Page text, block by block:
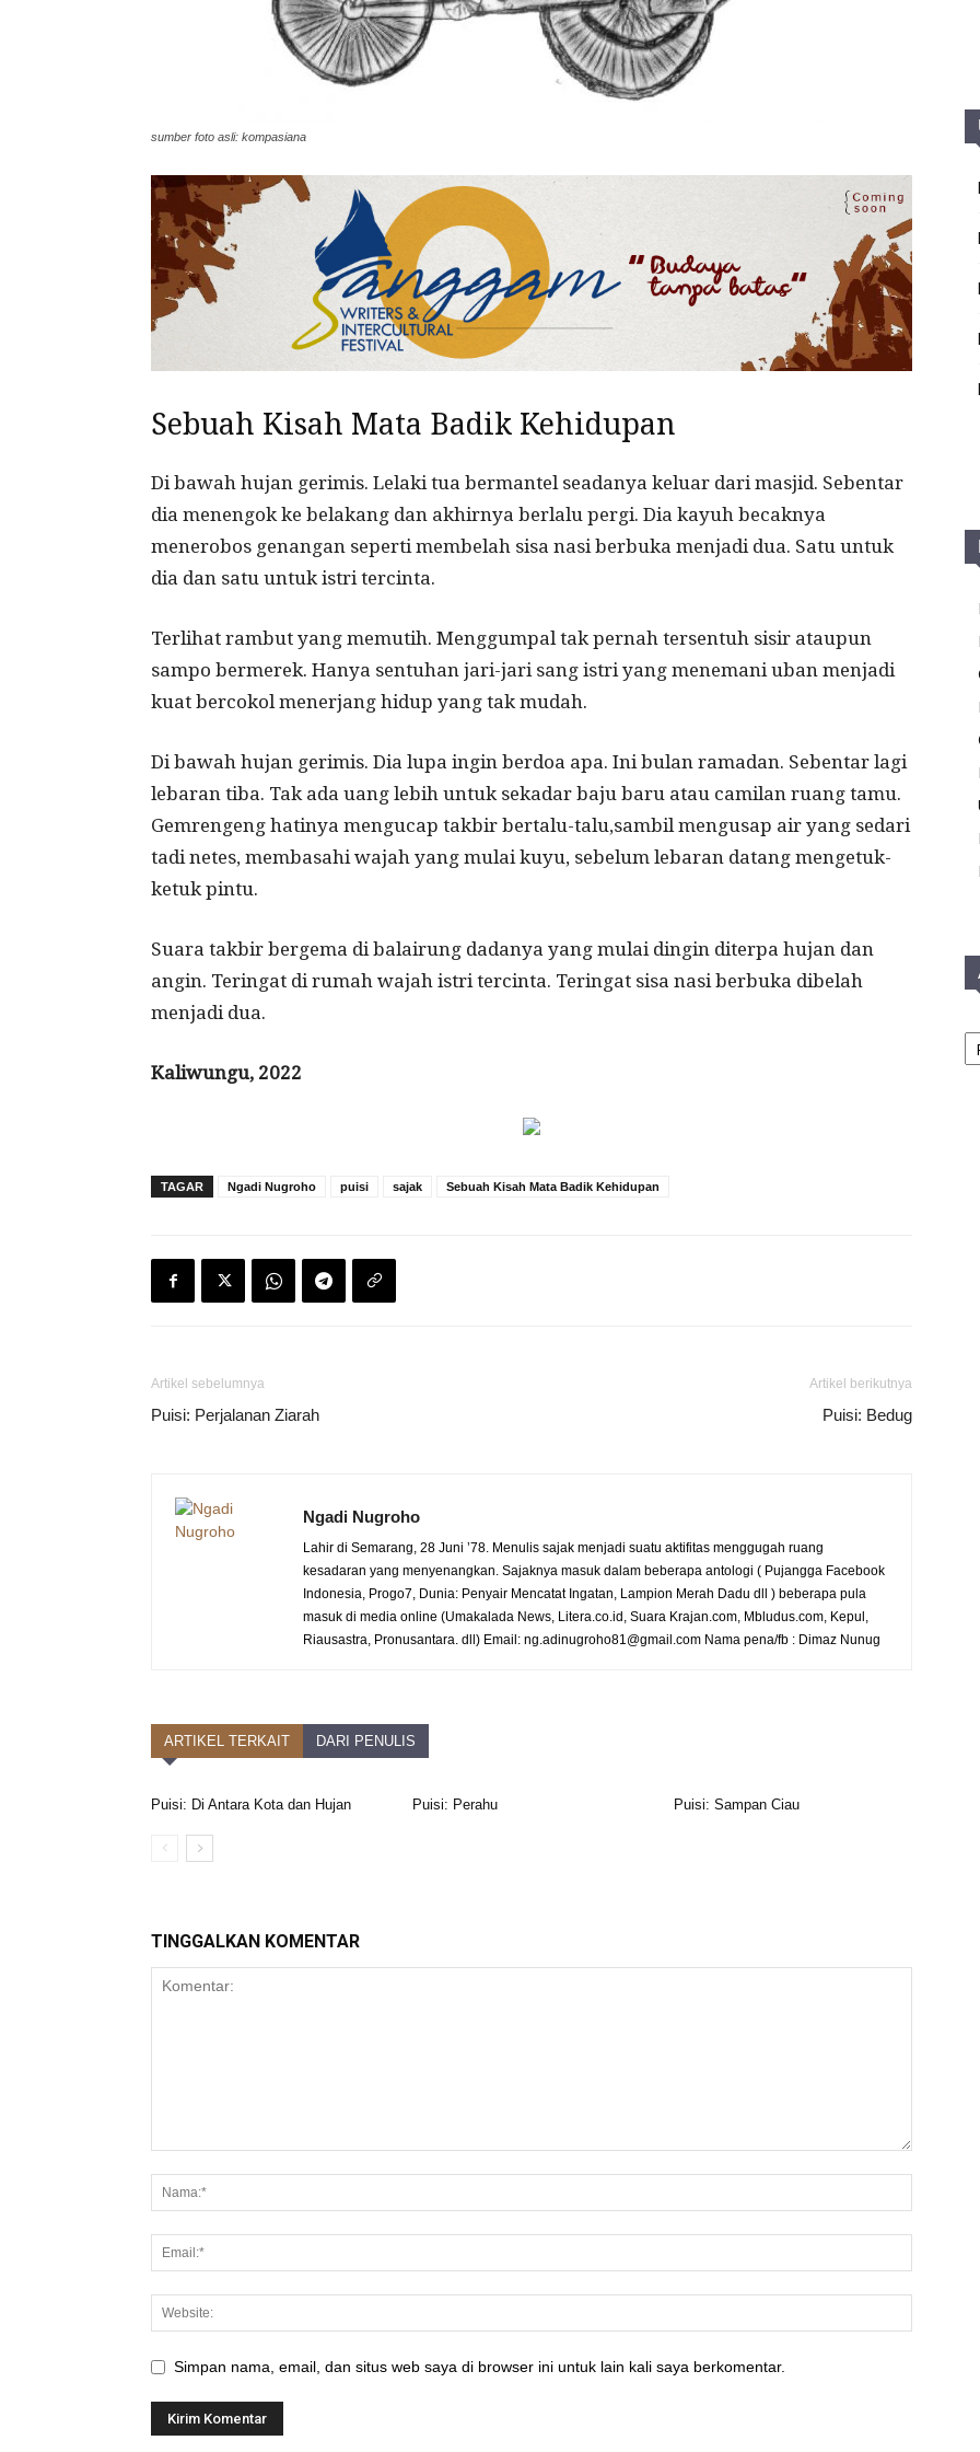
sumber foto asli: kompasiana
Sebuah Kisah Mata Badik Kehidupan
Di bawah hujan gerimis. Lelaki tua bermantel seadanya keluar dari masjid. Sebentar
dia menengok ke belakang dan akhirnya berlalu pergi. Dia kayuh becaknya
menerobos genangan seperti membelah sisa nasi berbuka menjadi dua. Satu untuk
dia dan satu untuk istri tercinta.
Terlihat rambut yang memutih. Menggumpal tak pernah tersentuh sisir ataupun
sampo bermerek. Hanya sentuhan jari-jari sang istri yang menemani uban menjadi
kuat bercokol menerjang hidup yang tak mudah.
Di bawah hujan gerimis. Dia lupa ingin berdoa apa. Ini bulan ramadan. Sebentar lagi
lebaran tiba. Tak ada uang lebih untuk sekadar baju baru atau camilan ruang tamu.
Gemrengeng hatinya mengucap takbir bertalu-talu,sambil mengusap air yang sedari
tadi netes, membasahi wajah yang mulai kuyu, sebelum lebaran datang mengetuk-
ketuk pintu.
Suara takbir bergema di balairung dadanya yang mulai dingin diterpa hujan dan
angin. Teringat di rumah wajah istri tercinta. Teringat sisa nasi berbuka dibelah
menjadi dua.
Kaliwungu, 2022
TAGAR Ngadi Nugroho puisi sajak Sebuah Kisah Mata Badik Kehidupan
Artikel sebelumnya
Puisi: Perjalanan Ziarah
Artikel berikutnya
Puisi: Bedug
Ngadi Nugroho
Lahir di Semarang, 28 Juni ’78. Menulis sajak menjadi suatu aktifitas menggugah ruang
kesadaran yang menyenangkan. Sajaknya masuk dalam beberapa antologi ( Pujangga Facebook
Indonesia, Progo7, Dunia: Penyair Mencatat Ingatan, Lampion Merah Dadu dll ) beberapa pula
masuk di media online (Umakalada News, Litera.co.id, Suara Krajan.com, Mbludus.com, Kepul,
Riausastra, Pronusantara. dll) Email: ng.adinugroho81@gmail.com Nama pena/fb : Dimaz Nunug
ARTIKEL TERKAIT DARI PENULIS
Puisi: Di Antara Kota dan Hujan Puisi: Perahu Puisi: Sampan Ciau
TINGGALKAN KOMENTAR
Simpan nama, email, dan situs web saya di browser ini untuk lain kali saya berkomentar.